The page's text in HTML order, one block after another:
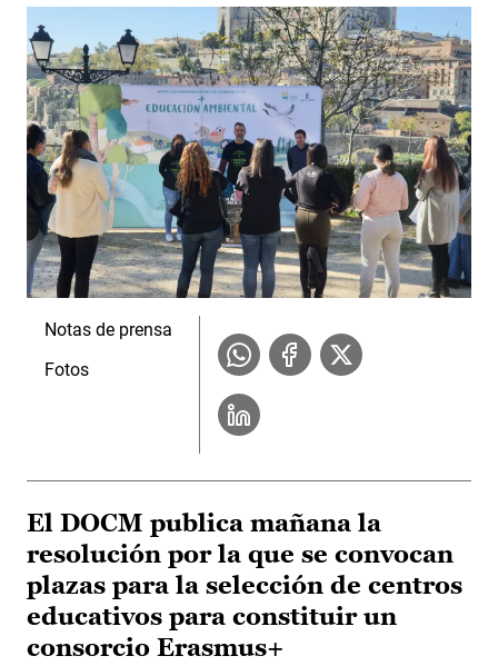
Notas de prensa
Fotos
El DOCM publica mañana la
resolución por la que se convocan
plazas para la selección de centros
educativos para constituir un
consorcio Erasmus+